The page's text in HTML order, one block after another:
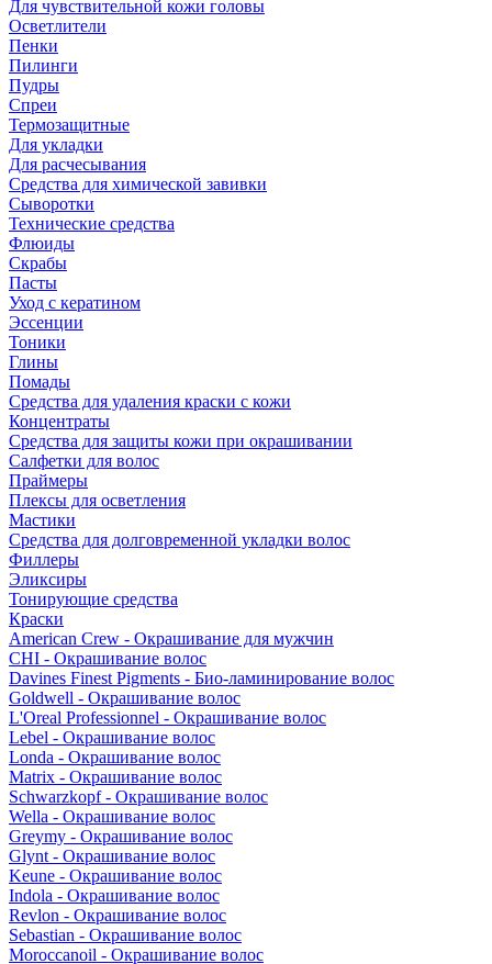
Для чувствительной кожи головы
Осветлители
Пенки
Пилинги
Пудры
Спреи
Термозащитные
Для укладки
Для расчесывания
Средства для химической завивки
Сыворотки
Технические средства
Флюиды
Скрабы
Пасты
Уход с кератином
Эссенции
Тоники
Глины
Помады
Средства для удаления краски с кожи
Концентраты
Средства для защиты кожи при окрашивании
Салфетки для волос
Праймеры
Плексы для осветления
Мастики
Средства для долговременной укладки волос
Филлеры
Эликсиры
Тонирующие средства
Краски
American Crew - Окрашивание для мужчин
CHI - Окрашивание волос
Davines Finest Pigments - Био-ламинирование волос
Goldwell - Окрашивание волос
L'Oreal Professionnel - Окрашивание волос
Lebel - Окрашивание волос
Londa - Окрашивание волос
Matrix - Окрашивание волос
Schwarzkopf - Окрашивание волос
Wella - Окрашивание волос
Greymy - Окрашивание волос
Glynt - Окрашивание волос
Keune - Окрашивание волос
Indola - Окрашивание волос
Revlon - Окрашивание волос
Sebastian - Окрашивание волос
Moroccanoil - Окрашивание волос